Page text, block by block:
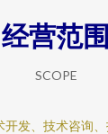
经营范围
SCOPE
发、技术咨询